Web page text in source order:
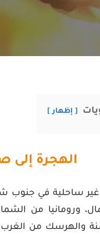
إظهار
الهجرة إلى
ساحلية في جنوب
ورومانيا من
والهرسك من الغرب